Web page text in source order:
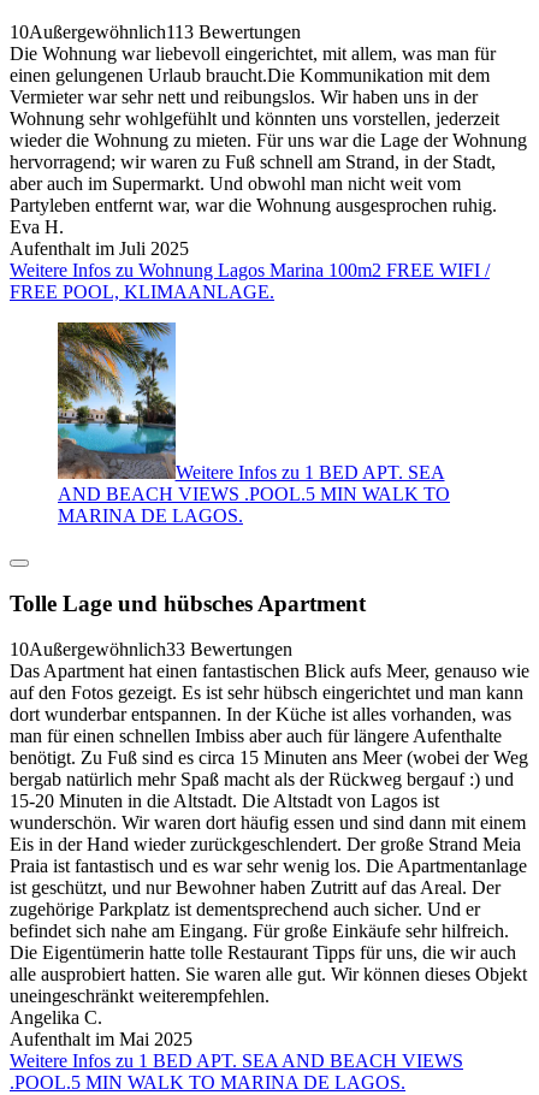
10Außergewöhnlich113 Bewertungen
Die Wohnung war liebevoll eingerichtet, mit allem, was man für
einen gelungenen Urlaub braucht.Die Kommunikation mit dem
Vermieter war sehr nett und reibungslos. Wir haben uns in der
Wohnung sehr wohlgefühlt und könnten uns vorstellen, jederzeit
wieder die Wohnung zu mieten. Für uns war die Lage der Wohnung
hervorragend; wir waren zu Fuß schnell am Strand, in der Stadt,
aber auch im Supermarkt. Und obwohl man nicht weit vom
Partyleben entfernt war, war die Wohnung ausgesprochen ruhig.
Eva H.
Aufenthalt im Juli 2025
Weitere Infos zu Wohnung Lagos Marina 100m2 FREE WIFI /
FREE POOL, KLIMAANLAGE.
Weitere Infos zu 1 BED APT. SEA
AND BEACH VIEWS .POOL.5 MIN WALK TO
MARINA DE LAGOS.
Tolle Lage und hübsches Apartment
10Außergewöhnlich33 Bewertungen
Das Apartment hat einen fantastischen Blick aufs Meer, genauso wie
auf den Fotos gezeigt. Es ist sehr hübsch eingerichtet und man kann
dort wunderbar entspannen. In der Küche ist alles vorhanden, was
man für einen schnellen Imbiss aber auch für längere Aufenthalte
benötigt. Zu Fuß sind es circa 15 Minuten ans Meer (wobei der Weg
bergab natürlich mehr Spaß macht als der Rückweg bergauf :) und
15-20 Minuten in die Altstadt. Die Altstadt von Lagos ist
wunderschön. Wir waren dort häufig essen und sind dann mit einem
Eis in der Hand wieder zurückgeschlendert. Der große Strand Meia
Praia ist fantastisch und es war sehr wenig los. Die Apartmentanlage
ist geschützt, und nur Bewohner haben Zutritt auf das Areal. Der
zugehörige Parkplatz ist dementsprechend auch sicher. Und er
befindet sich nahe am Eingang. Für große Einkäufe sehr hilfreich.
Die Eigentümerin hatte tolle Restaurant Tipps für uns, die wir auch
alle ausprobiert hatten. Sie waren alle gut. Wir können dieses Objekt
uneingeschränkt weiterempfehlen.
Angelika C.
Aufenthalt im Mai 2025
Weitere Infos zu 1 BED APT. SEA AND BEACH VIEWS
.POOL.5 MIN WALK TO MARINA DE LAGOS.